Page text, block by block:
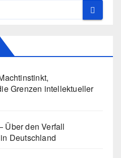
Grenzen intellektueller
Über den Verfall
Deutschland